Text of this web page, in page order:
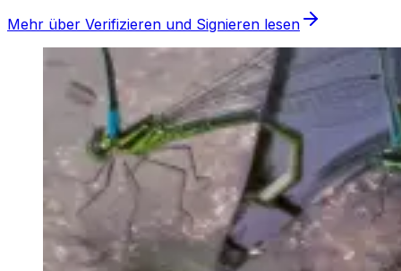
Mehr über Verifizieren und Signieren lesen